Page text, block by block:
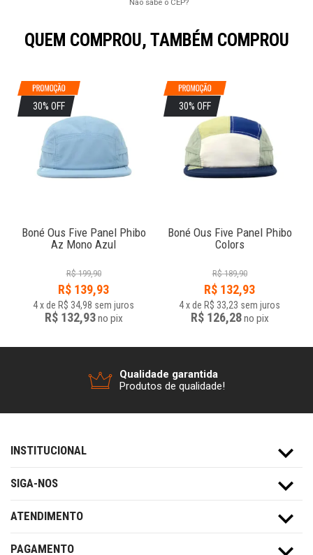
Não sabe o CEP?
QUEM COMPROU, TAMBÉM COMPROU
30% OFF
Boné Ous Five Panel Phibo
Az Mono Azul
R$ 199,90
R$ 139,93
4xde R$ 34,98 sem juros
R$ 132,93no pix
30% OFF
Boné Ous Five Panel Phibo
Colors
R$ 189,90
R$ 132,93
4xde R$ 33,23 sem juros
R$ 126,28no pix
Qualidade garantida
Produtos de qualidade!
INSTITUCIONAL
SIGA-NOS
ATENDIMENTO
PAGAMENTO